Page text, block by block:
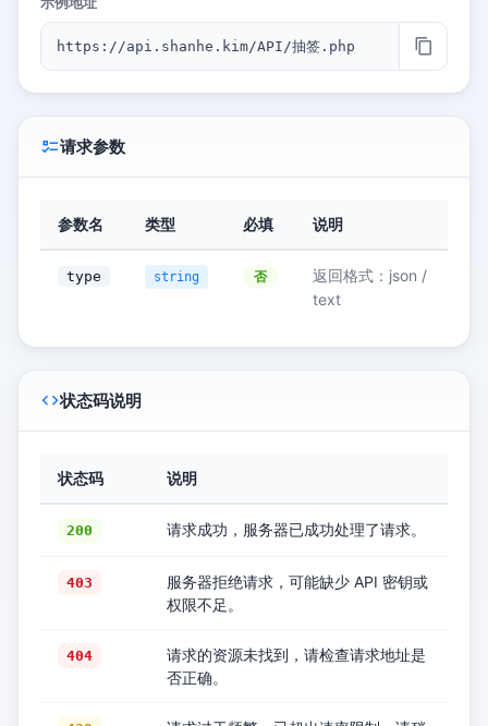
https://api.shanhe.kim/API/抽签.php
请求参数
参数名 类型 必填 说明
type string 否
返回格式：json /
text
状态码说明
状态码 说明
200 请求成功，服务器已成功处理了请求。
403
服务器拒绝请求，可能缺少 API 密钥或
权限不足。
404
请求的资源未找到，请检查请求地址是
否正确。